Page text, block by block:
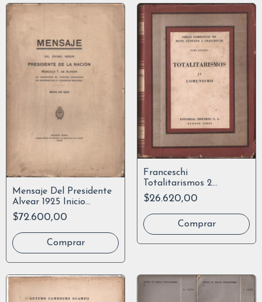
Mensaje Del Presidente
Alvear 1925 Inicio
Sesiones Congreso
$72.600,00
Franceschi
Totalitarismos 2
Comunismo 1946
$26.620,00